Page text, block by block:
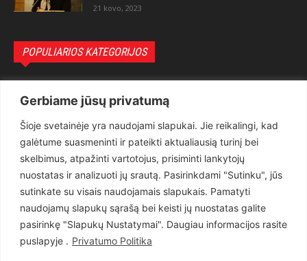
Gerbiame jūsų privatumą
Šioje svetainėje yra naudojami slapukai. Jie reikalingi, kad
galėtume suasmeninti ir pateikti aktualiausią turinį bei
skelbimus, atpažinti vartotojus, prisiminti lankytojų
nuostatas ir analizuoti jų srautą. Pasirinkdami "Sutinku", jūs
sutinkate su visais naudojamais slapukais. Pamatyti
naudojamų slapukų sąrašą bei keisti jų nuostatas galite
pasirinkę "Slapukų Nustatymai". Daugiau informacijos rasite
puslapyje . Privatumo Politika
21 kovo, 2023
POPULIARIOS KATEGORIJOS
Teisėsauga
1497
Aktualu
Lietuva
619
Pasaulis
Статьи на русском
Articles in english